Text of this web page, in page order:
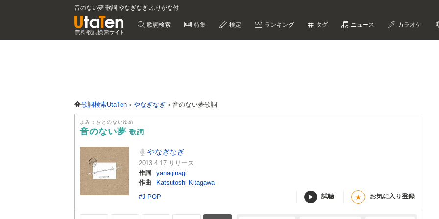
音のない夢 歌詞 やなぎなぎ ふりがな付
歌詞検索 特集 検定 ランキング タグ ニュース カラオケ
歌詞検索UtaTen やなぎなぎ 音のない夢歌詞
よみ：おとのないゆめ
音のない夢 歌詞
やなぎなぎ
2013.4.17 リリース
作詞
yanaginagi
作曲
Katsutoshi Kitagawa
#J-POP
試聴 ★ お気に入り登録